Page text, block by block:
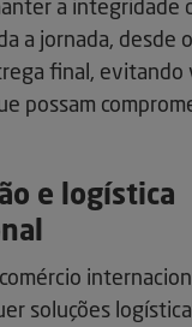
a integridade
a jornada, desde
final, evitando
possam
e logística
soluções